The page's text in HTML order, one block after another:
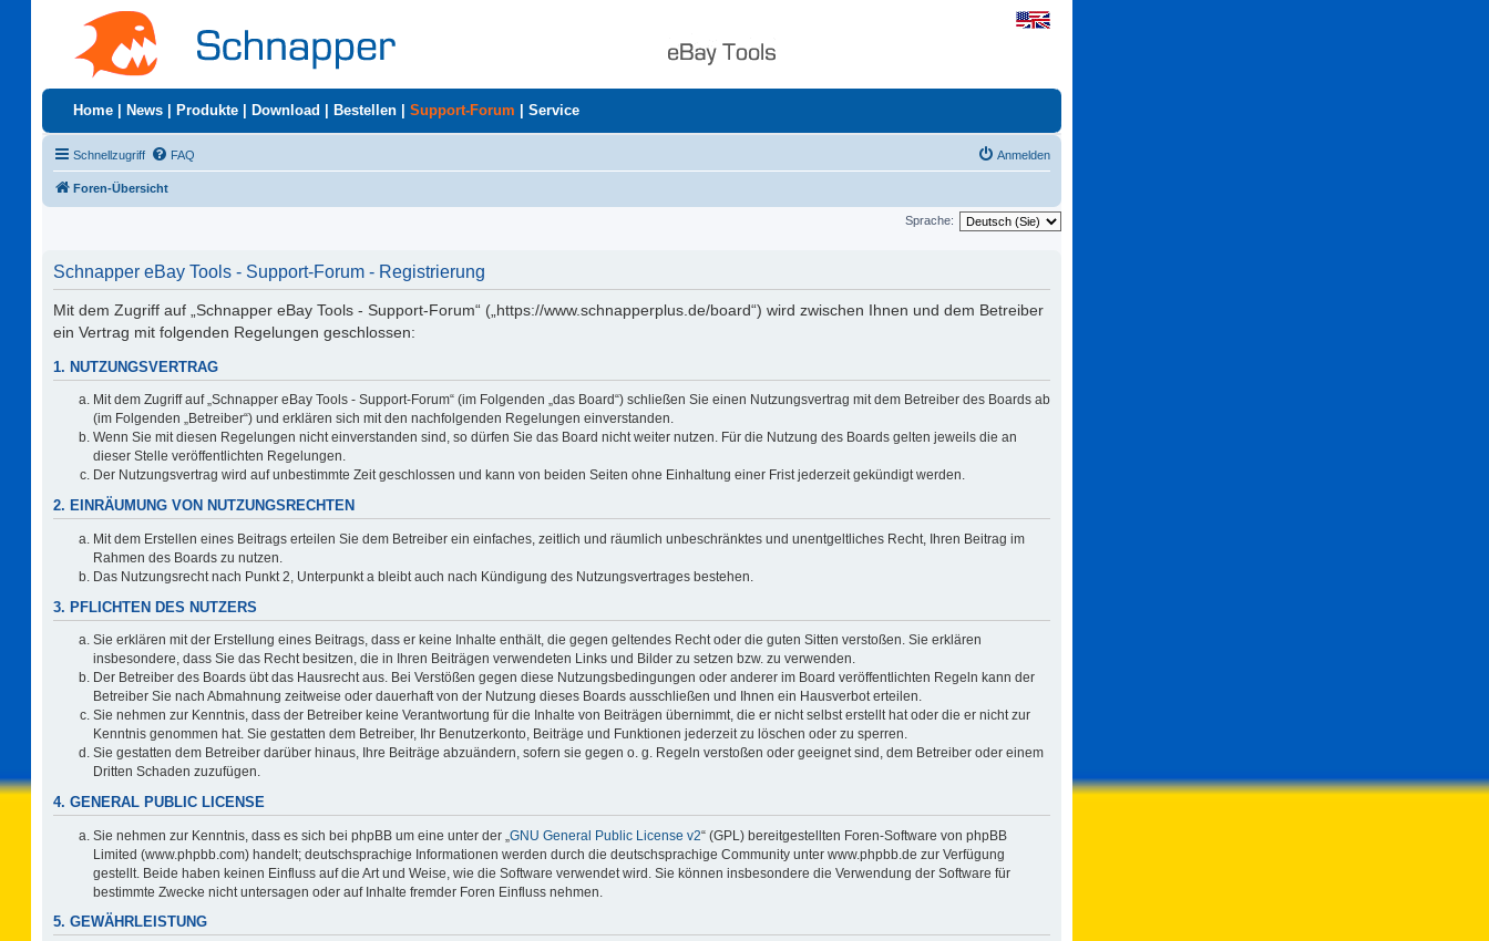
Home News Produkte Download Bestellen Support-Forum Service
Schnellzugriff FAQ Anmelden
Foren-Übersicht
Sprache:
Schnapper eBay Tools - Support-Forum - Registrierung
Mit dem Zugriff auf „Schnapper eBay Tools - Support-Forum“ („https://www.schnapperplus.de/board“) wird zwischen Ihnen und dem Betreiber
ein Vertrag mit folgenden Regelungen geschlossen:
1. NUTZUNGSVERTRAG
Mit dem Zugriff auf „Schnapper eBay Tools - Support-Forum“ (im Folgenden „das Board“) schließen Sie einen Nutzungsvertrag mit dem Betreiber des Boards ab
(im Folgenden „Betreiber“) und erklären sich mit den nachfolgenden Regelungen einverstanden.
Wenn Sie mit diesen Regelungen nicht einverstanden sind, so dürfen Sie das Board nicht weiter nutzen. Für die Nutzung des Boards gelten jeweils die an
dieser Stelle veröffentlichten Regelungen.
Der Nutzungsvertrag wird auf unbestimmte Zeit geschlossen und kann von beiden Seiten ohne Einhaltung einer Frist jederzeit gekündigt werden.
2. EINRÄUMUNG VON NUTZUNGSRECHTEN
Mit dem Erstellen eines Beitrags erteilen Sie dem Betreiber ein einfaches, zeitlich und räumlich unbeschränktes und unentgeltliches Recht, Ihren Beitrag im
Rahmen des Boards zu nutzen.
Das Nutzungsrecht nach Punkt 2, Unterpunkt a bleibt auch nach Kündigung des Nutzungsvertrages bestehen.
3. PFLICHTEN DES NUTZERS
Sie erklären mit der Erstellung eines Beitrags, dass er keine Inhalte enthält, die gegen geltendes Recht oder die guten Sitten verstoßen. Sie erklären
insbesondere, dass Sie das Recht besitzen, die in Ihren Beiträgen verwendeten Links und Bilder zu setzen bzw. zu verwenden.
Der Betreiber des Boards übt das Hausrecht aus. Bei Verstößen gegen diese Nutzungsbedingungen oder anderer im Board veröffentlichten Regeln kann der
Betreiber Sie nach Abmahnung zeitweise oder dauerhaft von der Nutzung dieses Boards ausschließen und Ihnen ein Hausverbot erteilen.
Sie nehmen zur Kenntnis, dass der Betreiber keine Verantwortung für die Inhalte von Beiträgen übernimmt, die er nicht selbst erstellt hat oder die er nicht zur
Kenntnis genommen hat. Sie gestatten dem Betreiber, Ihr Benutzerkonto, Beiträge und Funktionen jederzeit zu löschen oder zu sperren.
Sie gestatten dem Betreiber darüber hinaus, Ihre Beiträge abzuändern, sofern sie gegen o. g. Regeln verstoßen oder geeignet sind, dem Betreiber oder einem
Dritten Schaden zuzufügen.
4. GENERAL PUBLIC LICENSE
Sie nehmen zur Kenntnis, dass es sich bei phpBB um eine unter der „ GNU General Public License v2“ (GPL) bereitgestellten Foren-Software von phpBB
Limited (www.phpbb.com) handelt; deutschsprachige Informationen werden durch die deutschsprachige Community unter www.phpbb.de zur Verfügung
gestellt. Beide haben keinen Einfluss auf die Art und Weise, wie die Software verwendet wird. Sie können insbesondere die Verwendung der Software für
bestimmte Zwecke nicht untersagen oder auf Inhalte fremder Foren Einfluss nehmen.
5. GEWÄHRLEISTUNG